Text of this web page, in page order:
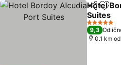
Deli
Hotel
Suites
5 Zvezdice
9,3
0.1 km